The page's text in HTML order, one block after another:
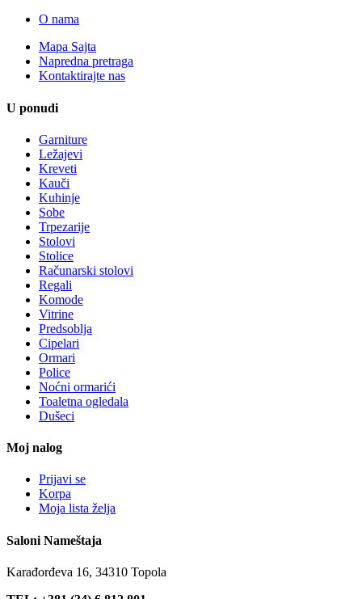
O nama
Mapa Sajta
Napredna pretraga
Kontaktirajte nas
U ponudi
Garniture
Ležajevi
Kreveti
Kauči
Kuhinje
Sobe
Trpezarije
Stolovi
Stolice
Računarski stolovi
Regali
Komode
Vitrine
Predsoblja
Cipelari
Ormari
Police
Noćni ormarići
Toaletna ogledala
Dušeci
Moj nalog
Prijavi se
Korpa
Moja lista želja
Saloni Nameštaja
Karađorđeva 16, 34310 Topola